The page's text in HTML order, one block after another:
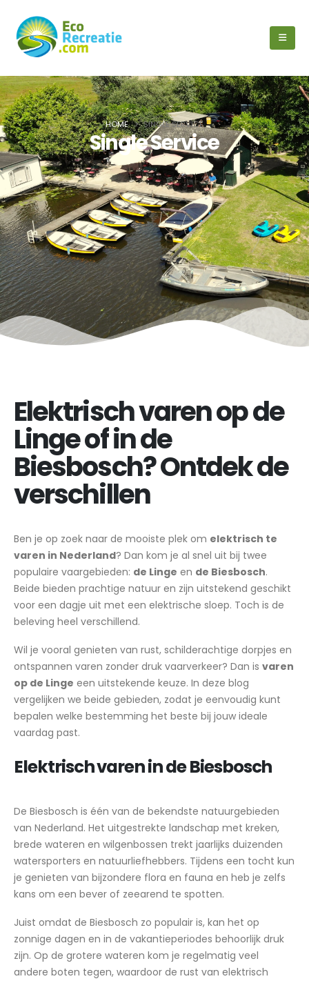
HOME SINGLE SERVICE
Single Service
Elektrisch varen op de
Linge of in de
Biesbosch? Ontdek de
verschillen
Ben je op zoek naar de mooiste plek om elektrisch te
varen in Nederland? Dan kom je al snel uit bij twee
populaire vaargebieden: de Linge en de Biesbosch.
Beide bieden prachtige natuur en zijn uitstekend geschikt
voor een dagje uit met een elektrische sloep. Toch is de
beleving heel verschillend.
Wil je vooral genieten van rust, schilderachtige dorpjes en
ontspannen varen zonder druk vaarverkeer? Dan is varen
op de Linge een uitstekende keuze. In deze blog
vergelijken we beide gebieden, zodat je eenvoudig kunt
bepalen welke bestemming het beste bij jouw ideale
vaardag past.
Elektrisch varen in de Biesbosch
De Biesbosch is één van de bekendste natuurgebieden
van Nederland. Het uitgestrekte landschap met kreken,
brede wateren en wilgenbossen trekt jaarlijks duizenden
watersporters en natuurliefhebbers. Tijdens een tocht kun
je genieten van bijzondere flora en fauna en heb je zelfs
kans om een bever of zeearend te spotten.
Juist omdat de Biesbosch zo populair is, kan het op
zonnige dagen en in de vakantieperiodes behoorlijk druk
zijn. Op de grotere wateren kom je regelmatig veel
andere boten tegen, waardoor de rust van elektrisch